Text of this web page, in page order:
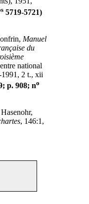
5719-5721)
Manuel
du
national
1991, 2 t., xii
p. 908; no
, 146:1,